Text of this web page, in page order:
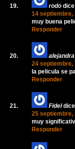
rodo
14 septiembre,
muy buena
Responder
alejandra
24 septiembre,
la pelicula se
Responder
Fidel
25 septiembre,
muy
Responder